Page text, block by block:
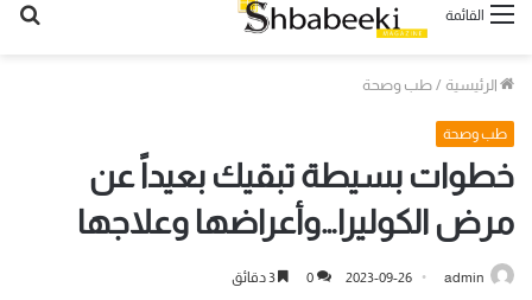
القائمة
الرئيسية / طب وصحة
طب وصحة
خطوات بسيطة تبقيك بعيداً عن
مرض الكوليرا…وأعراضها وعلاجها
admin
2023-09-26
0